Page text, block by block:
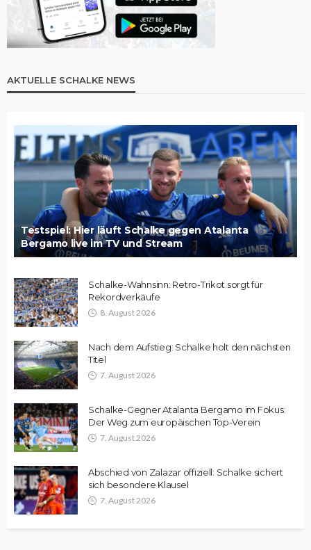
AKTUELLE SCHALKE NEWS
Testspiel: Hier läuft Schalke gegen Atalanta
Bergamo live im TV und Stream
Schalke-Wahnsinn: Retro-Trikot sorgt für
Rekordverkäufe
8. August 2026
Nach dem Aufstieg: Schalke holt den nächsten
Titel
7. August 2026
Schalke-Gegner Atalanta Bergamo im Fokus:
Der Weg zum europäischen Top-Verein
7. August 2026
Abschied von Zalazar offiziell: Schalke sichert
sich besondere Klausel
7. August 2026